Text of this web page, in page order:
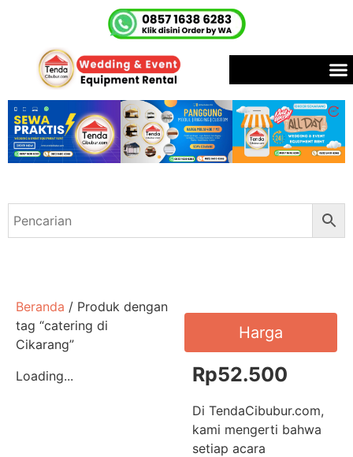
Beranda / Produk dengan
tag “catering di
Cikarang”
Loading...
Harga
Rp52.500
Di TendaCibubur.com,
kami mengerti bahwa
setiap acara